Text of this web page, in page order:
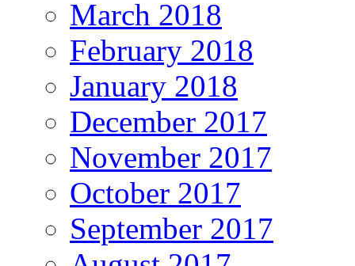
March 2018
February 2018
January 2018
December 2017
November 2017
October 2017
September 2017